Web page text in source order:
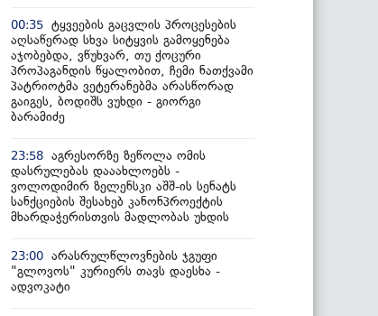
00:35 ტყვეების გაცვლის პროცესების
აღსაწერად სხვა სიტყვის გამოყენება
აჯობებდა, ვწუხვარ, თუ ქოცური
პროპაგანდის წყალობით, ჩემი ნათქვამი
პატრიოტმა ვეტერანებმა არასწორად
გაიგეს, ბოდიშს ვუხდი - გიორგი
ბარამიძე
23:58 აგრესორზე ზეწოლა ომის
დასრულებას დააახლოებს -
ვოლოდიმირ ზელენსკი აშშ-ის სენატს
სანქციების შესახებ კანონპროექტის
მხარდაჭერისთვის მადლობას უხდის
23:00 არასრულწლოვნების ჯგუფი
"გლოვოს" კურიერს თავს დაესხა -
ადვოკატი